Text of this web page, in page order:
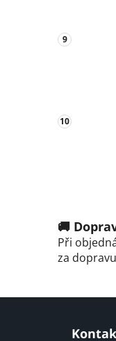
🚚
Při
za dopravu